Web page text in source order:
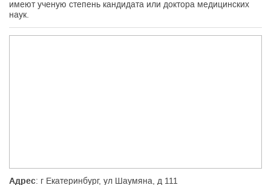
имеют ученую степень кандидата или доктора медицинских
наук.
Адрес: г Екатеринбург, ул Шаумяна, д 111